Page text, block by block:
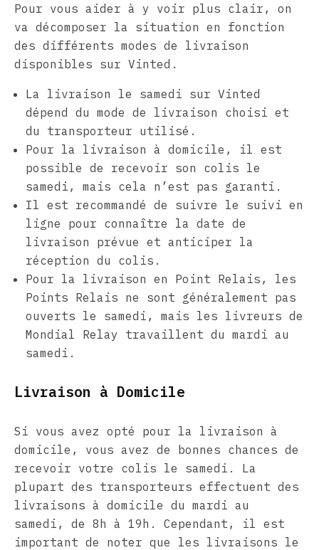
Pour vous aider à y voir plus clair, on
va décomposer la situation en fonction
des différents modes de livraison
disponibles sur Vinted.
La livraison le samedi sur Vinted
dépend du mode de livraison choisi et
du transporteur utilisé.
Pour la livraison à domicile, il est
possible de recevoir son colis le
samedi, mais cela n’est pas garanti.
Il est recommandé de suivre le suivi en
ligne pour connaître la date de
livraison prévue et anticiper la
réception du colis.
Pour la livraison en Point Relais, les
Points Relais ne sont généralement pas
ouverts le samedi, mais les livreurs de
Mondial Relay travaillent du mardi au
samedi.
Livraison à Domicile
Si vous avez opté pour la livraison à
domicile, vous avez de bonnes chances de
recevoir votre colis le samedi. La
plupart des transporteurs effectuent des
livraisons à domicile du mardi au
samedi, de 8h à 19h. Cependant, il est
important de noter que les livraisons le